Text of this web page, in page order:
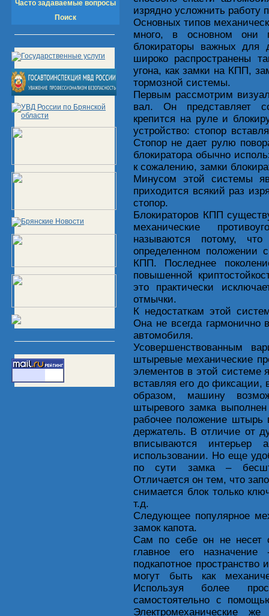
Часто задаваемые вопросы
Поиск
изрядно усложнить работу
Основных типов
много, в основном они
блокираторы важных для
широко распространены
угона, как замки на КПП,
тормозной системы.
Первым рассмотрим
вал. Он представляет
крепится на руле и
устройство: стопор
Стопор не дает рулю
блокиратора обычно
к сожалению, замки
Минусом этой системы
приходится всякий раз
стопор.
Блокираторов КПП
механические
называются потому,
определенном
КПП. Последнее
повышенной
это практически
отмычки.
К недостаткам этой
Она не всегда гармонично
автомобиля.
Усовершенствованным
штыревые механические
элементов в этой системе
вставляя его до
образом, машину
штыревого замка
рабочее положение штырь
держатель. В отличие от
вписываются интерьер
использовании. Но еще
по сути замка –
Отличается он тем, что
снимается блок только
т.д.
Следующее популярное
замок капота.
Сам по себе он не несет
главное его
подкапотное
могут быть как
Используя более
самостоятельно с
Электромеханические